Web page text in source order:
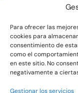
Para ofrecer las
cookies para
consentimiento de
como el
en este sitio. No
negativamente a
Gestionar los servicios
The Big Bang
Theory
The Blues
Brothers
The Exorcist
The